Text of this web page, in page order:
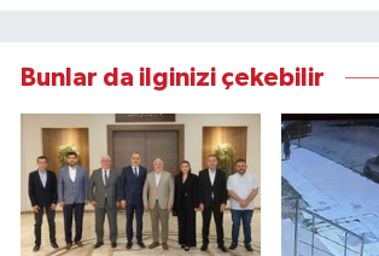
Bunlar da ilginizi çekebilir